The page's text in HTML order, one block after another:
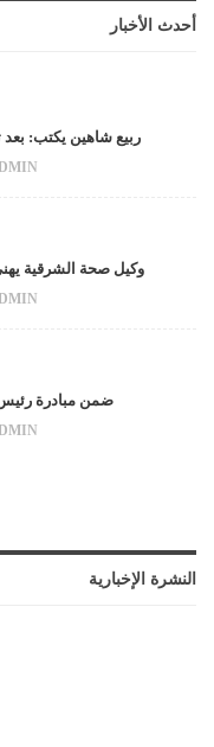
أحدث الأخبار
ربيع شاهين يكتب: بعد تعثر ٩ سنوات .. مصر
وكيل صحة الشرقية
ضمن مبادرة رئيس الجمهورية
النشرة الإخبارية